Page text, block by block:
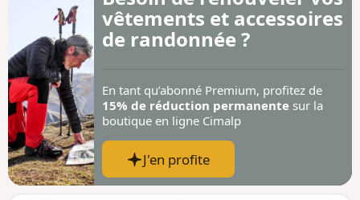
vêtements et accessoires
de randonnée ?
En tant qu’abonné Premium, profitez de
15% de réduction permanente sur la
boutique en ligne Cimalp
J'en profite